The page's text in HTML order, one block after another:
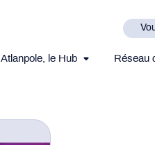
Atlanpole, le Hub Réseau